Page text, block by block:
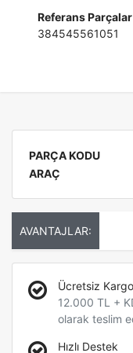
Referans
384545561051
PARÇA KODU
ARAÇ
AVANTAJLAR:
Ücretsiz Kargo
12.000 TL +
olarak teslim
Hızlı Destek